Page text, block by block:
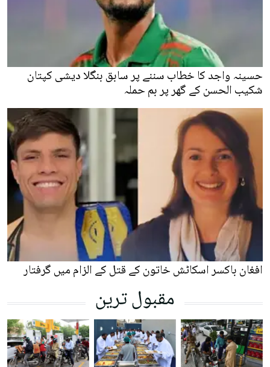
حسینہ واجد کا خطاب سننے پر سابق بنگلا دیشی کپتان
شکیب الحسن کے گھر پر بم حملہ
افغان باکسر اسکاٹش خاتون کے قتل کے الزام میں گرفتار
مقبول ترین